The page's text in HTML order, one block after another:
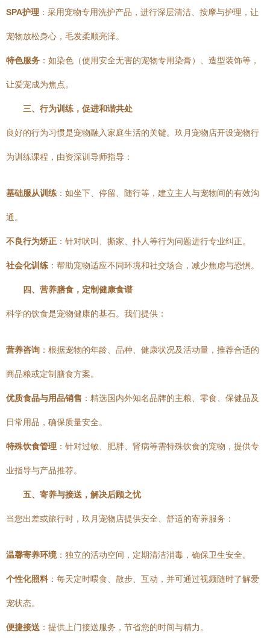
SPA护理 ：采用宠物专用洗护产品，进行深层清洁、按摩与护理，让
宠物放松身心，毛发柔顺亮泽。
特色服务 ：如染色（使用安全无害的宠物专用染膏）、造型装饰等，
让爱宠成为焦点。
三、行为训练，促进和谐共处
良好的行为习惯是宠物融入家庭生活的关键。玖月宠物店开设宠物行
为训练课程，由资深训导师指导：
基础服从训练 ：如坐下、停留、随行等，建立主人与宠物间的有效沟
通。
不良行为矫正 ：针对吠叫、撕家、扑人等行为问题进行专业纠正。
社会化训练 ：帮助宠物适应不同环境和社交场合，减少焦虑与恐惧。
四、营养膳食，定制健康食谱
科学的饮食是宠物健康的基石。我们提供：
营养咨询 ：根据宠物的年龄、品种、健康状况及活动量，推荐合适的
商品粮或定制膳食方案。
优质食品与用品销售 ：精选国内外知名品牌的主粮、零食、保健品及
日常用品，确保质量安全。
特殊饮食管理 ：针对过敏、肥胖、肾病等需特殊饮食的宠物，提供专
业指导与产品推荐。
五、寄养与接送，解决后顾之忧
当您出差或旅行时，玖月宠物店提供安全、舒适的寄养服务：
温馨寄养环境 ：独立的活动空间，定期清洁消毒，确保卫生安全。
个性化照料 ：每天定时喂食、散步、互动，并可通过视频随时了解爱
宠状态。
便捷接送 ：提供上门接送服务，节省您的时间与精力。